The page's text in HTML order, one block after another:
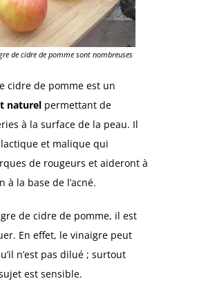
de cidre de pomme sont nombreuses
cidre de pomme est un
naturel permettant de
à la surface de la peau. Il
et malique qui
de rougeurs et aideront à
à la base de l’acné.
de cidre de pomme, il est
En effet, le vinaigre peut
n’est pas dilué ; surtout
est sensible.